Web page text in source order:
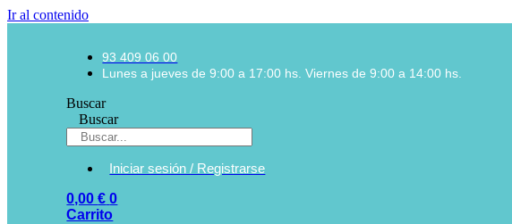
Ir al contenido
93 409 06 00
Lunes a jueves de 9:00 a 17:00 hs. Viernes de 9:00 a 14:00 hs.
Buscar
Buscar
Iniciar sesión / Registrarse
0,00€ 0
Carrito